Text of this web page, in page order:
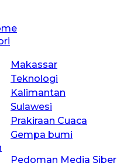
Makassar
Teknologi
Kalimantan
Sulawesi
Prakiraan Cuaca
Gempa bumi
Pedoman Media Siber